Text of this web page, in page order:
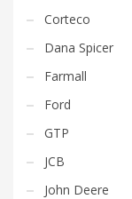
Corteco
Dana Spicer
Farmall
Ford
GTP
JCB
John Deere